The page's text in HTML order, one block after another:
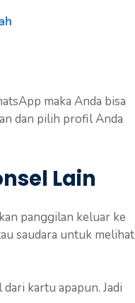
maka Anda bisa
dan pilih profil Anda
Lain
panggilan keluar ke
saudara untuk melihat
kartu apapun. Jadi